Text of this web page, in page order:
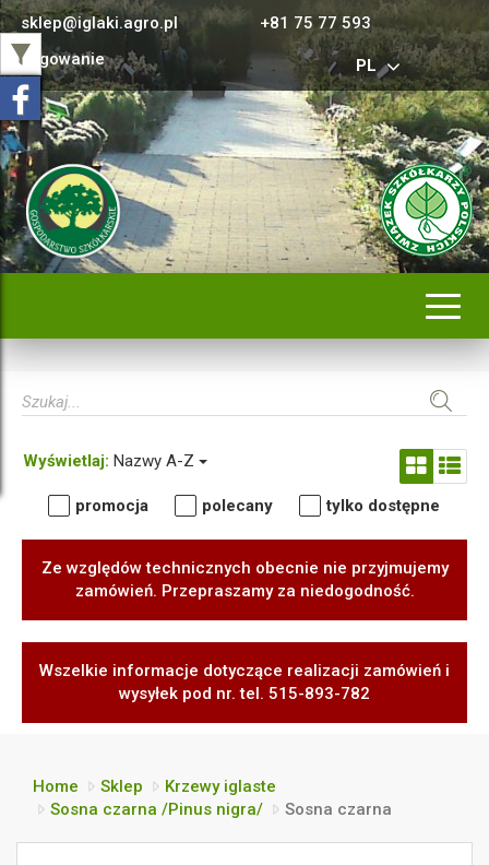
sklep@iglaki.agro.pl
+81 75 77 593
Logowanie
PL
Wyświetlaj: Nazwy A-Z
promocja polecany tylko dostępne
Ze względów technicznych obecnie nie przyjmujemy
zamówień. Przepraszamy za niedogodność.
Wszelkie informacje dotyczące realizacji zamówień i
wysyłek pod nr. tel. 515-893-782
Home Sklep
Krzewy iglaste
Sosna czarna /Pinus nigra/
Sosna czarna